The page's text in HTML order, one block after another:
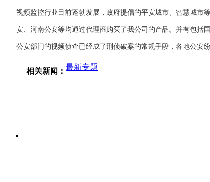
视频监控行业目前蓬勃发展，政府提倡的平安城市、智慧城市
安、河南公安等均通过代理商购买了我公司的产品。并有包括
公安部门的视频侦查已经成了刑侦破案的常规手段，各地公安
相关新闻： 最新专题